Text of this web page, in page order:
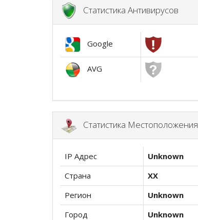
Статистика Антивирусов
Google
AVG
Статистика Местоположения
IP Адрес
Unknown
Страна
XX
Регион
Unknown
Город
Unknown